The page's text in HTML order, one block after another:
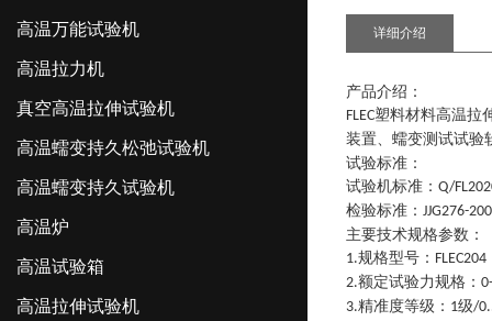
高温万能试验机
高温拉力机
真空高温拉伸试验机
高温蠕变持久松弛试验机
高温蠕变持久试验机
高温炉
高温试验箱
高温拉伸试验机
详细介绍
产品介绍：
FLEC塑料材料高温拉
装置、蠕变测试试验
试验标准：
试验机标准 ： Q/
检验标准 ： JJG276-
主要技术规格参数 ：
1.规格型号 ： FLEC204
2.额定试验力规格 ：
3.精准度等级 ： 1级/